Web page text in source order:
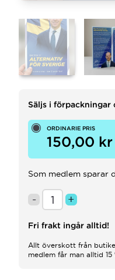
Säljs i förpackningar
ORDINARIE PRIS
150,00 kr
Som medlem sparar
- +
Fri frakt ingår alltid!
Allt överskott från
medlem får man alltid